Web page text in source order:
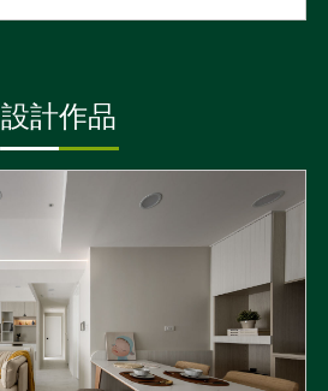
設計作品